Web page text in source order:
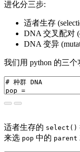
进化分三步:
适者生存
DNA 交叉配对
DNA 变异
我们用 python 的三
适者生存的 select()
来选 pop 中的 parent